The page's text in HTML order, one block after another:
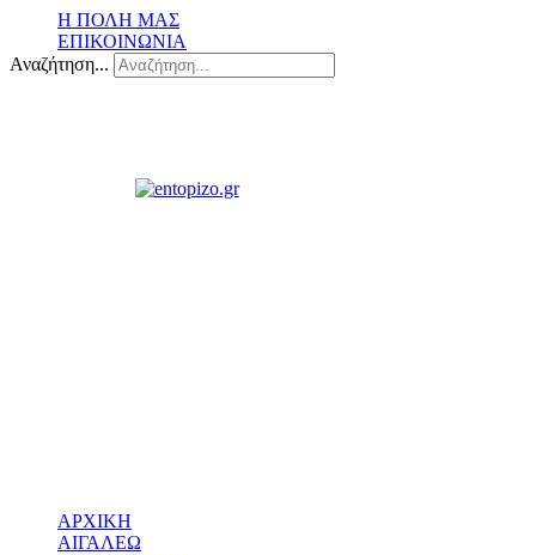
Η ΠΟΛΗ ΜΑΣ
ΕΠΙΚΟΙΝΩΝΙΑ
Αναζήτηση...
ΑΡΧΙΚΗ
ΑΙΓΑΛΕΩ